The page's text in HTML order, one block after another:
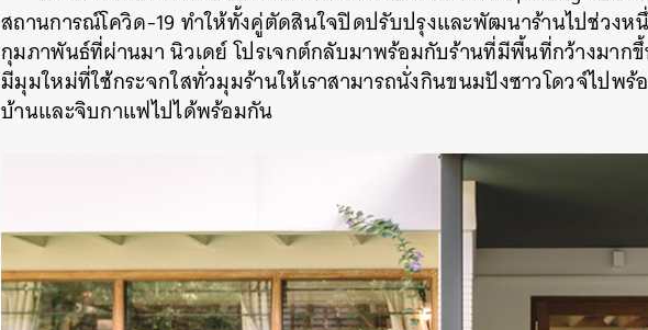
สถานการณ์โควิด-19 ทำให้ทั้งคู่ตัดสินใจปิดปรับปรุงและพัฒนาร้านไปช่วงห
กุมภาพันธ์ที่ผ่านมา นิวเดย์โปรเจกต์กลับมาพร้อมกับร้านที่มีพื้นที่กว้างมากขึ้
มีมุมใหม่ที่ใช้กระจกใสทั่วมุมร้านให้เราสามารถนั่งกินขนมปังซาวโดวจ์ไปพ
บ้านและจิบกาแฟไปได้พร้อมกัน